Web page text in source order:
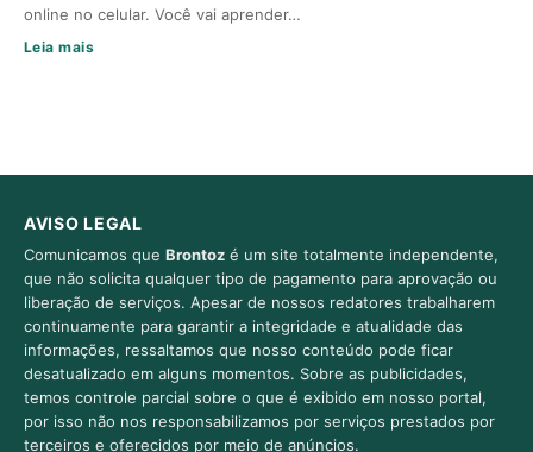
online no celular. Você vai aprender…
Leia mais
AVISO LEGAL
Comunicamos que Brontoz é um site totalmente independente,
que não solicita qualquer tipo de pagamento para aprovação ou
liberação de serviços. Apesar de nossos redatores trabalharem
continuamente para garantir a integridade e atualidade das
informações, ressaltamos que nosso conteúdo pode ficar
desatualizado em alguns momentos. Sobre as publicidades,
temos controle parcial sobre o que é exibido em nosso portal,
por isso não nos responsabilizamos por serviços prestados por
terceiros e oferecidos por meio de anúncios.